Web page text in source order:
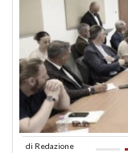
di Redazione